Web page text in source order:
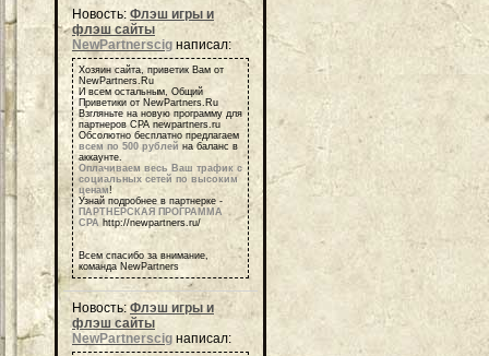
Новость: Флэш игры и
флэш сайты
NewPartnerscig написал:
Хозяин сайта, приветик Вам от
NewPartners.Ru
И всем остальным, Общий
Приветики от NewPartners.Ru
Взгляньте на новую программу для
партнеров СРА newpartners.ru
Обсолютно бесплатно предлагаем
всем по 500 рублей на баланс в
аккаунте.
Оплачиваем весь Ваш трафик с
социальных сетей по высоким
ценам!
Узнай подробнее в партнерке -
ПАРТНЕРСКАЯ ПРОГРАММА
СРА http://newpartners.ru/
Всем спасибо за внимание,
команда NewPartners
Новость: Флэш игры и
флэш сайты
NewPartnerscig написал: